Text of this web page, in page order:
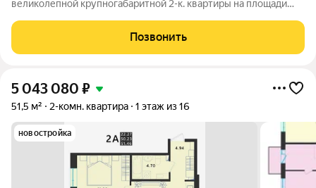
великолепной крупногабаритной 2-к. квартиры на площади
нашего прекрасного города.
Позвонить
5 043 080 ₽
51,5 м² 2-комн. квартира 1 этаж из 16
новостройка